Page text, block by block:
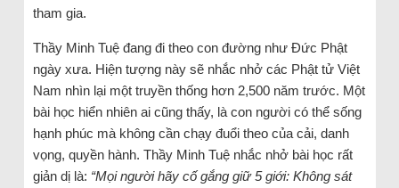
tham gia.
Thầy Minh Tuệ đang đi theo con đường như Đức Phật
ngày xưa. Hiện tượng này sẽ nhắc nhở các Phật tử Việt
Nam nhìn lại một truyền thống hơn 2,500 năm trước. Một
bài học hiển nhiên ai cũng thấy, là con người có thể sống
hạnh phúc mà không cần chạy đuổi theo của cải, danh
vọng, quyền hành. Thầy Minh Tuệ nhắc nhở bài học rất
giản dị là: “Mọi người hãy cố gắng giữ 5 giới: Không sát